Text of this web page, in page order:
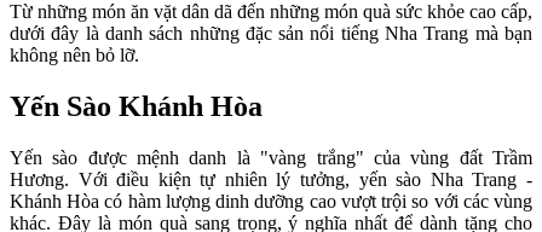
Từ những món ăn vặt dân dã đến những món quà sức khỏe cao cấp,
dưới đây là danh sách những đặc sản nổi tiếng Nha Trang mà bạn
không nên bỏ lỡ.
Yến Sào Khánh Hòa
Yến sào được mệnh danh là "vàng trắng" của vùng đất Trầm
Hương. Với điều kiện tự nhiên lý tưởng, yến sào Nha Trang -
Khánh Hòa có hàm lượng dinh dưỡng cao vượt trội so với các vùng
khác. Đây là món quà sang trọng, ý nghĩa nhất để dành tặng cho